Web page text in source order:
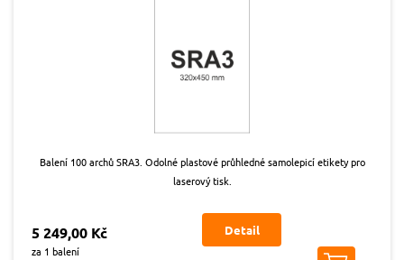
Balení 100 archů SRA3. Odolné plastové průhledné samolepicí etikety pro
laserový tisk.
5 249,00 Kč
za 1 balení
Detail